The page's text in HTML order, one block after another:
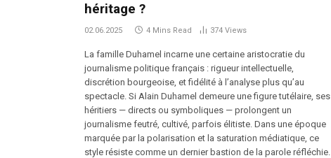
héritage ?
02.06.2025 4 Mins Read 374 Views
La famille Duhamel incarne une certaine aristocratie du
journalisme politique français : rigueur intellectuelle,
discrétion bourgeoise, et fidélité à l’analyse plus qu’au
spectacle. Si Alain Duhamel demeure une figure tutélaire, ses
héritiers — directs ou symboliques — prolongent un
journalisme feutré, cultivé, parfois élitiste. Dans une époque
marquée par la polarisation et la saturation médiatique, ce
style résiste comme un dernier bastion de la parole réfléchie.